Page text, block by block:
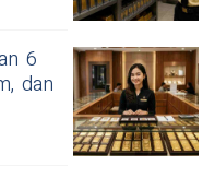
6
dan